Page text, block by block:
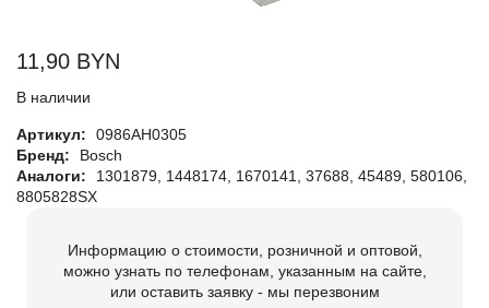
11,90 BYN
В наличии
Артикул:
0986AH0305
Бренд:
Bosch
Аналоги:
1301879, 1448174, 1670141, 37688, 45489, 580106,
8805828SX
Информацию о стоимости, розничной и оптовой,
можно узнать по телефонам, указанным на сайте,
или оставить заявку - мы перезвоним